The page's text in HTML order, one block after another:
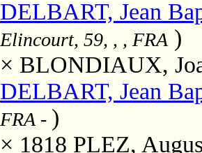
DELBART, Jean
Elincourt, 59, , , FRA )
× BLONDIAUX,
DELBART, Jean
FRA - )
× 1818 PLEZ,